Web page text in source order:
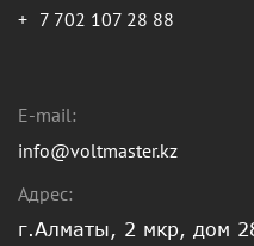
+ 7 702 107 28 88
E-mail:
info@voltmaster.kz
Адрес:
г.Алматы, 2 мкр, дом